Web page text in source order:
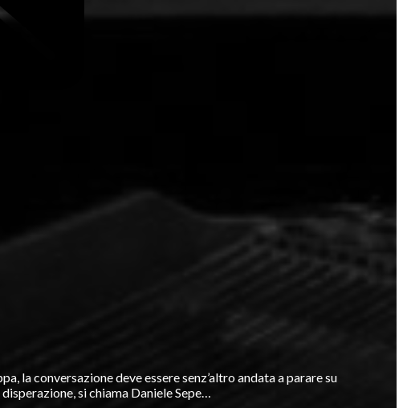
la conversazione deve essere senz’altro andata a parare su
si chiama Daniele Sepe…